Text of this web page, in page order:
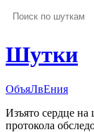
Шутки
ОбъяЛвЕния
Изъято сердце
протокола